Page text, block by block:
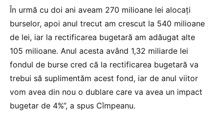
În urmă cu doi ani aveam 270 milioane lei alocați
burselor, apoi anul trecut am crescut la 540 milioane
de lei, iar la rectificarea bugetară am adăugat alte
105 milioane. Anul acesta având 1,32 miliarde lei
fondul de burse cred că la rectificarea bugetară va
trebui să suplimentăm acest fond, iar de anul viitor
vom avea din nou o dublare care va avea un impact
bugetar de 4%”, a spus Cîmpeanu.